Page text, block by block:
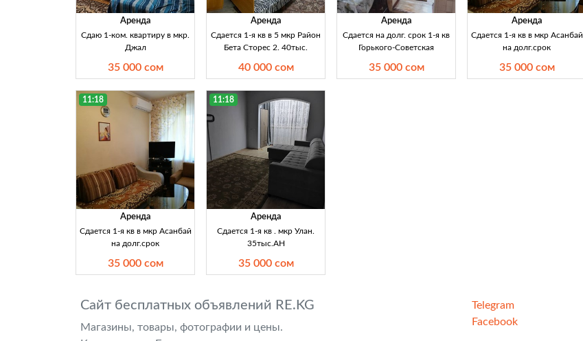
Аренда
Сдаю 1-ком. квартиру в мкр.
Джал
35 000 сом
Аренда
Сдается 1-я кв в 5 мкр Район
Бета Сторес 2. 40тыс.
40 000 сом
Аренда
Сдается на долг. срок 1-я кв
Горького-Советская
35 000 сом
Аренда
Сдается 1-я кв в мкр Асанбай
на долг.срок
35 000 сом
11:18
Аренда
Сдается 1-я кв в мкр Асанбай
на долг.срок
35 000 сом
11:18
Аренда
Сдается 1-я кв . мкр Улан.
35тыс.АН
35 000 сом
Сайт бесплатных объявлений RE.KG
Магазины, товары, фотографии и цены.
Telegram
Facebook